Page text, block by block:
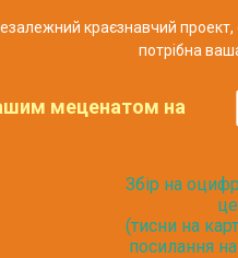
незалежний краєзнавчий
потрібна
меценатом на
Збір на
(тисни на
посилання